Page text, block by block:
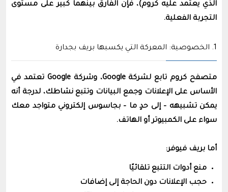
الذي يعتمد عليه كروم)، فإن الفارق بينهما كبير على مستوى
التجربة الفعلية.
1. الخصوصية: المعركة التي يكسبها بريف بجدارة
متصفح كروم تابع لشركة Google، وشركة Google تعتمد في
الأساس على الإعلانات وجمع البيانات وتتبع نشاطك، لدرجة أنه
يمكن تشبيهه – إلى حدٍ ما – بجاسوس إلكتروني متواجد معك
سواء على الكمبيوتر أو الهاتف.
أما بريف فيوفر:
منع أدوات التتبع تلقائيًا
حجب الإعلانات دون الحاجة إلى إضافات